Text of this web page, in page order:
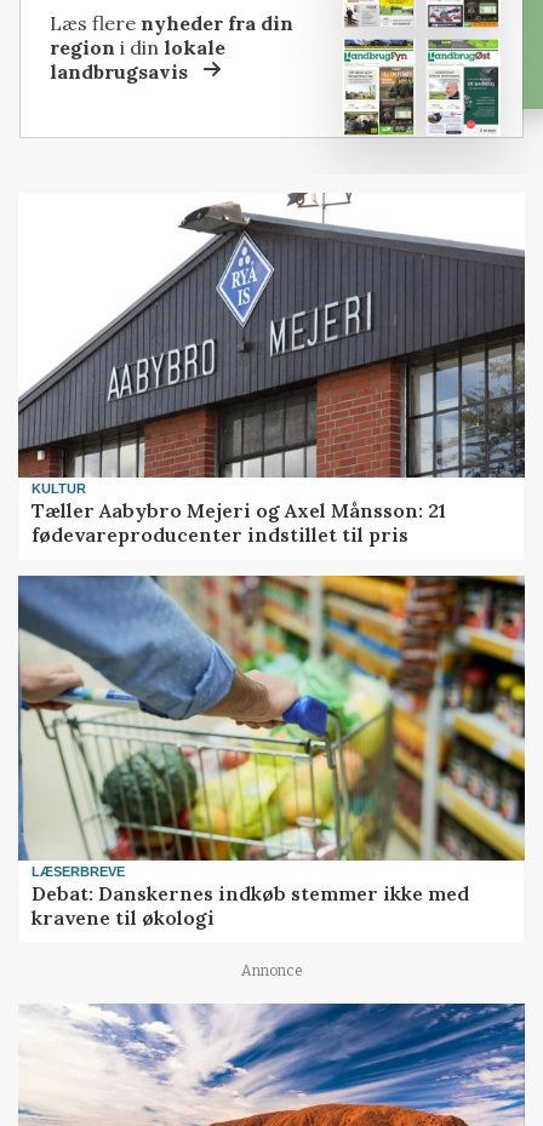
Læs flere nyheder fra din
region i dinlokale
landbrugsavis
KULTUR
Tæller Aabybro Mejeri og Axel Månsson: 21
fødevareproducenter indstillet til pris
LÆSERBREVE
Debat: Danskernes indkøb stemmer ikke med
kravene til økologi
Annonce